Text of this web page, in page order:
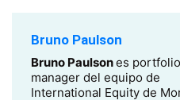
Bruno Paulson
Bruno Paulsones portfolio
manager del equipo de
International Equity de